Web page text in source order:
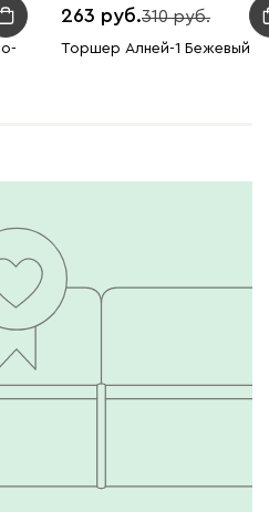
263 310
Торшер Алней-1 Бежевый